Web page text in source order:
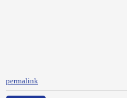
permalink